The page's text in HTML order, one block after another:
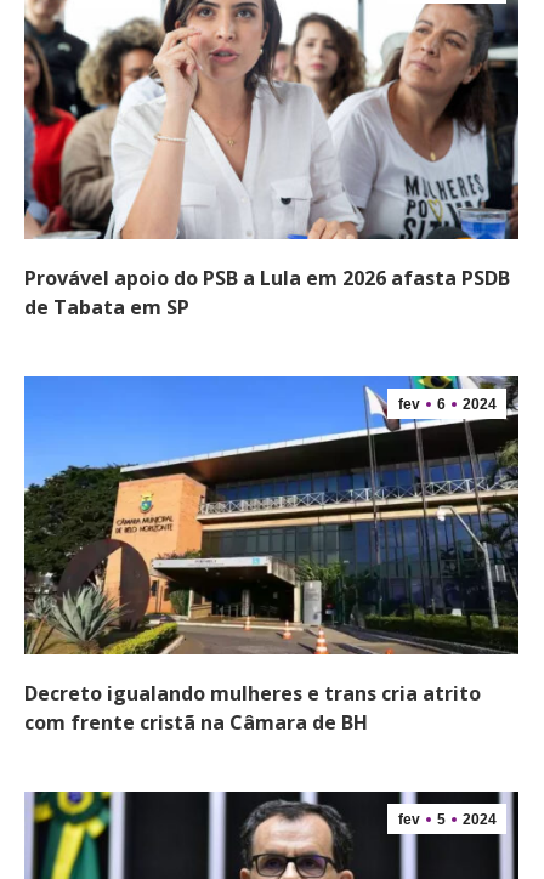
Provável apoio do PSB a Lula em 2026 afasta PSDB
de Tabata em SP
fev 6 2024
Decreto igualando mulheres e trans cria atrito
com frente cristã na Câmara de BH
fev 5 2024